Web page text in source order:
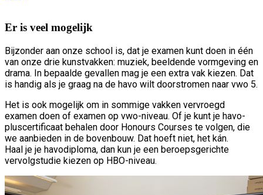
Er is veel mogelijk
Bijzonder aan onze school is, dat je examen kunt doen in één
van onze drie kunstvakken: muziek, beeldende vormgeving en
drama. In bepaalde gevallen mag je een extra vak kiezen. Dat
is handig als je graag na de havo wilt doorstromen naar vwo 5.
Het is ook mogelijk om in sommige vakken vervroegd
examen doen of examen op vwo-niveau. Of je kunt je havo-
pluscertificaat behalen door Honours Courses te volgen, die
we aanbieden in de bovenbouw. Dat hoeft niet, het kán.
Haal je je havodiploma, dan kun je een beroepsgerichte
vervolgstudie kiezen op HBO-niveau.